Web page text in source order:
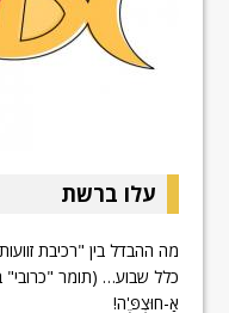
עלו ברשת
מה ההבדל בין "רכיבת
כלל שבוע… (תומר "כרובי"
אַ-חוּצְפֶּ'ה!